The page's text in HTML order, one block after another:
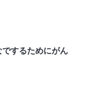
するためにがん